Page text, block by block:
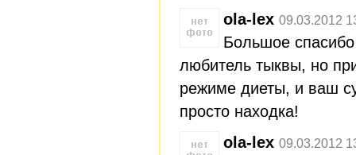
ola-lex 09.03.2012
Большое
любитель тыквы, но
режиме диеты, и ваш
просто находка!
ola-lex 09.03.2012